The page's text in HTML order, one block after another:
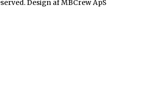
Design af MBCrew ApS